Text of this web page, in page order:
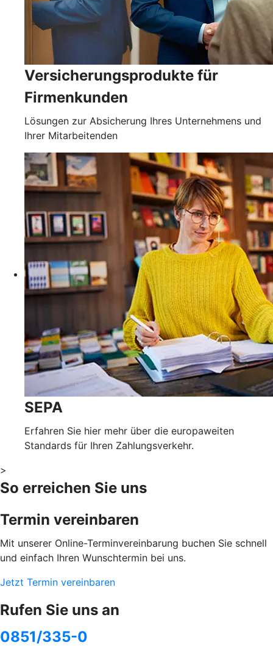
Versicherungsprodukte für
Firmenkunden
Lösungen zur Absicherung Ihres Unternehmens und
Ihrer Mitarbeitenden
SEPA
Erfahren Sie hier mehr über die europaweiten
Standards für Ihren Zahlungsverkehr.
>
So erreichen Sie uns
Termin vereinbaren
Mit unserer Online-Terminvereinbarung buchen Sie schnell
und einfach Ihren Wunschtermin bei uns.
Jetzt Termin vereinbaren
Rufen Sie uns an
0851/335-0